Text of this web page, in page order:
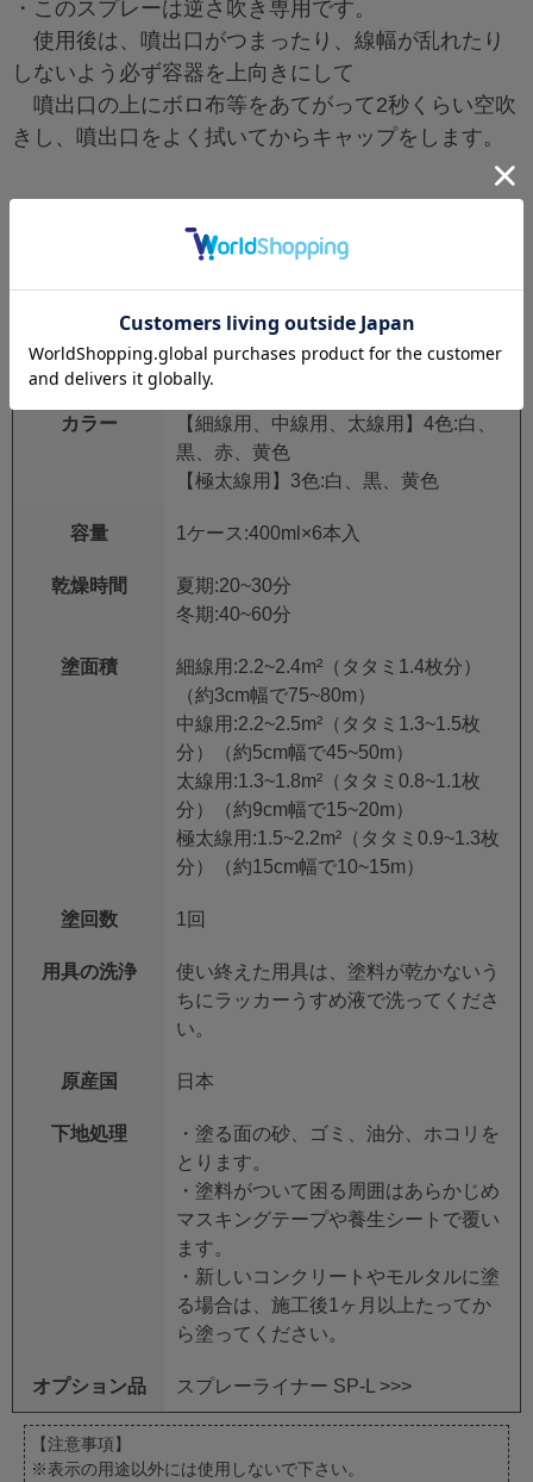
・このスプレーは逆さ吹き専用です。
使用後は、噴出口がつまったり、線幅が乱れたり
しないよう必ず容器を上向きにして
噴出口の上にボロ布等をあてがって2秒くらい空吹
きし、噴出口をよく拭いてからキャップをします。
種類 アクリル樹脂塗料
用途
アスファルト面・コンクリート面のラ
イン引きやマーキング
カラー
【細線用、中線用、太線用】4色:白、
黒、赤、黄色
【極太線用】3色:白、黒、黄色
容量 1ケース:400ml×6本入
乾燥時間
夏期:20~30分
冬期:40~60分
塗面積
細線用:2.2~2.4m²（タタミ1.4枚分）
（約3cm幅で75~80m）
中線用:2.2~2.5m²（タタミ1.3~1.5枚
分）（約5cm幅で45~50m）
太線用:1.3~1.8m²（タタミ0.8~1.1枚
分）（約9cm幅で15~20m）
極太線用:1.5~2.2m²（タタミ0.9~1.3枚
分）（約15cm幅で10~15m）
塗回数 1回
用具の洗浄
使い終えた用具は、塗料が乾かないう
ちにラッカーうすめ液で洗ってくださ
い。
原産国 日本
下地処理
・塗る面の砂、ゴミ、油分、ホコリを
とります。
・塗料がついて困る周囲はあらかじめ
マスキングテープや養生シートで覆い
ます。
・新しいコンクリートやモルタルに塗
る場合は、施工後1ヶ月以上たってか
ら塗ってください。
オプション品 スプレーライナー SP-L >>>
【注意事項】
※表示の用途以外には使用しないで下さい。